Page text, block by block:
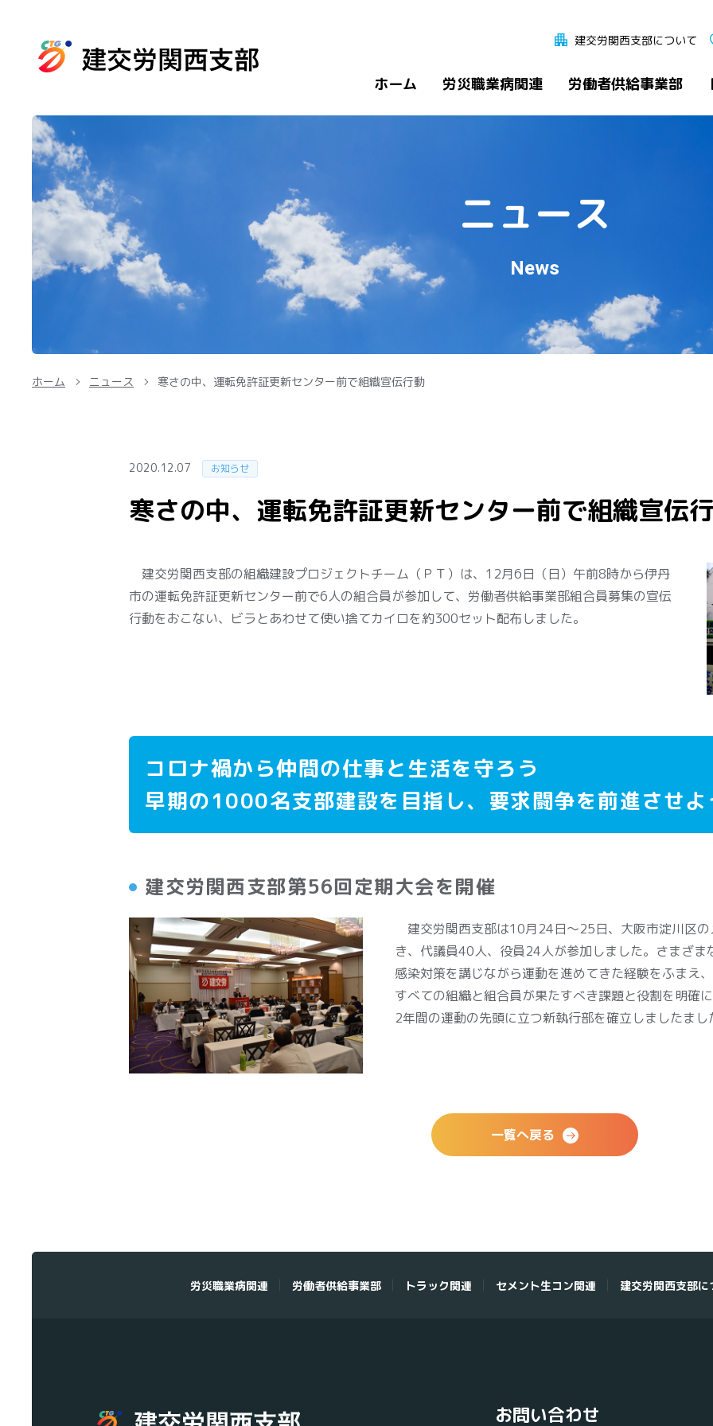
建交労関西支部について
ホーム 労災職業病関連 労働者供給事業部
ニュース
News
ホーム ニュース 寒さの中、運転免許証更新センター前で組織宣伝行動
2020.12.07 お知らせ
寒さの中、運転免許証更新センター前で組織宣伝
建交労関西支部の組織建設プロジェクトチーム（ＰＴ）は、12月6日（日）午前8時から伊丹
市の運転免許証更新センター前で6人の組合員が参加して、労働者供給事業部組合員募集の宣伝
行動をおこない、ビラとあわせて使い捨てカイロを約300セット配布しました。
コロナ禍から仲間の仕事と生活を守ろう
早期の1000名支部建設を目指し、要求闘争を前進させよ
建交労関西支部第56回定期大会を開催
建交労関西支部は10月24日～25日、大阪市淀川区
き、代議員40人、役員24人が参加しました。さまざ
感染対策を講じながら運動を進めてきた経験をふまえ
すべての組織と組合員が果たすべき課題と役割を明確
2年間の運動の先頭に立つ新執行部を確立しましたまし
一覧へ戻る
労災職業病関連 労働者供給事業部 トラック関連 セメント生コン関連 建交労関西支部に
お問い合わせ